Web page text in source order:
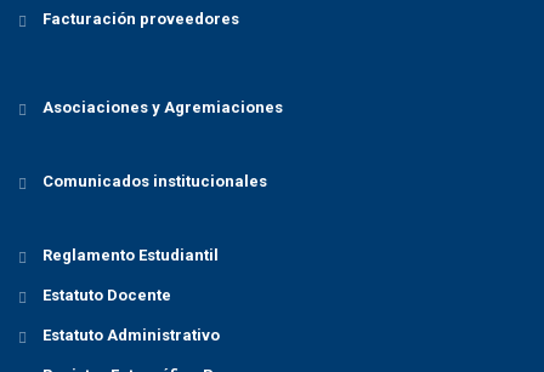
Facturación proveedores
Asociaciones y Agremiaciones
Comunicados institucionales
Reglamento Estudiantil
Estatuto Docente
Estatuto Administrativo